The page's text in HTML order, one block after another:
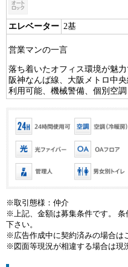
エレベーター 2基
営業マンの一言
落ち着いたオフィス環境が魅力
阪神なんば線、大阪メトロ中
利用可能、機械警備、個別空
※取引態様：仲介
※上記、金額は募集条件です。
下さい。
※広告作成中に契約済みの場合は
※図面等現況が相違する場合は現